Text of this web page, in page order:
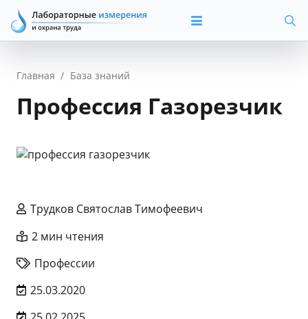
Главная / База знаний
Профессия Газорезчик
Трудков Святослав Тимофеевич
2 мин чтения
Профессии
25.03.2020